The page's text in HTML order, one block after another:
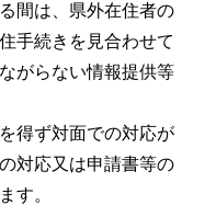
間は、県外在住者の
手続きを見合わせて
がらない情報提供等
得ず対面での対応が
対応又は申請書等の
す。